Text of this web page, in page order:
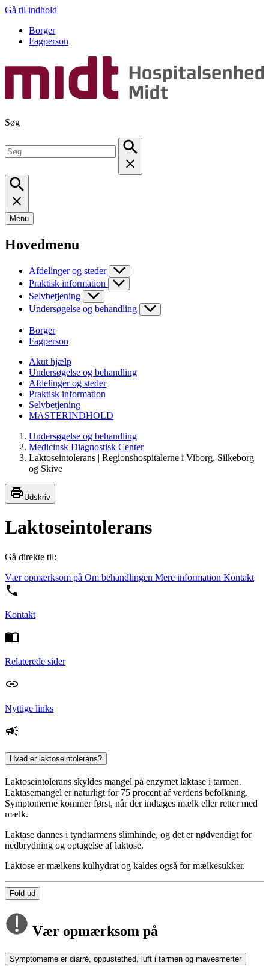
Gå til indhold
Borger
Fagperson
Søg
Menu
Hovedmenu
Afdelinger og steder
Praktisk information
Selvbetjening
Undersøgelse og behandling
Borger
Fagperson
Akut hjælp
Undersøgelse og behandling
Afdelinger og steder
Praktisk information
Selvbetjening
MASTERINDHOLD
Undersøgelse og behandling
Medicinsk Diagnostisk Center
Laktoseintolerans | Regionshospitalerne i Viborg, Silkeborg
og Skive
Udskriv
Laktoseintolerans
Gå direkte til:
Vær opmærksom på Om behandlingen Mere information Kontakt
Kontakt
Relaterede sider
Nyttige links
Hvad er laktoseintolerans?
Laktoseintolerans skyldes mangel på enzymet laktase i tarmen.
Laktasemangel er naturligt for 75 procent af verdens befolkning.
Symptomerne kommer først, når der indtages mælk eller retter med
mælk.
Laktase dannes i tyndtarmens slimhinde, og det er nødvendigt for
nedbrydning og optagelse af laktose.
Laktose er mælkens kulhydrat og kaldes også for mælkesukker.
Fold ud
Vær opmærksom på
Symptomerne er diarré, oppustethed, luft i tarmen og mavesmerter